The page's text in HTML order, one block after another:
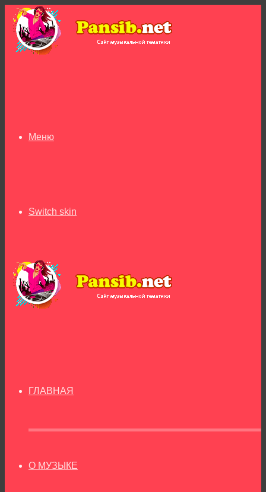
Меню
Switch skin
ГЛАВНАЯ
О МУЗЫКЕ